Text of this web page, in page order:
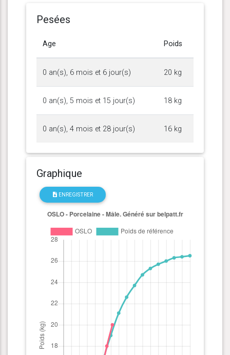
Pesées
Age Poids
0 an(s), 6 mois et 6 jour(s) 20 kg
0 an(s), 5 mois et 15 jour(s) 18 kg
0 an(s), 4 mois et 28 jour(s) 16 kg
Graphique
ENREGISTRER